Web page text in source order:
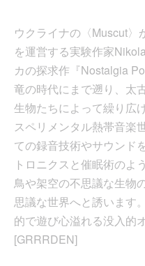
ウクライナの〈Muscut〉
を運営する実験作家
カの探求作『Nostalgia
竜の時代にまで遡り、太
生物たちによって繰り広
スペリメンタル熱帯音楽
ての録音技術やサウンド
トロニクスと催眠術のよ
鳥や架空の不思議な生物
思議な世界へと誘います
的で遊び心溢れる没入的
[GRRRDEN]